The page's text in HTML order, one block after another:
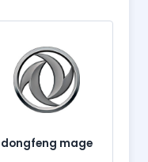
dongfeng mage